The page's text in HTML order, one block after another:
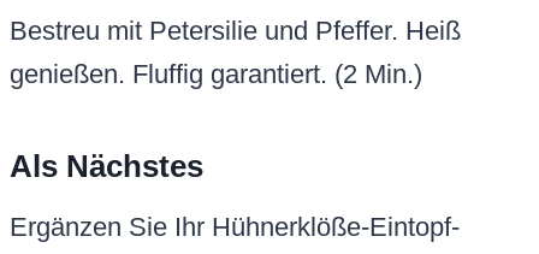
Bestreu mit Petersilie und Pfeffer. Heiß
genießen. Fluffig garantiert. (2 Min.)
Als Nächstes
Ergänzen Sie Ihr Hühnerklöße-Eintopf-